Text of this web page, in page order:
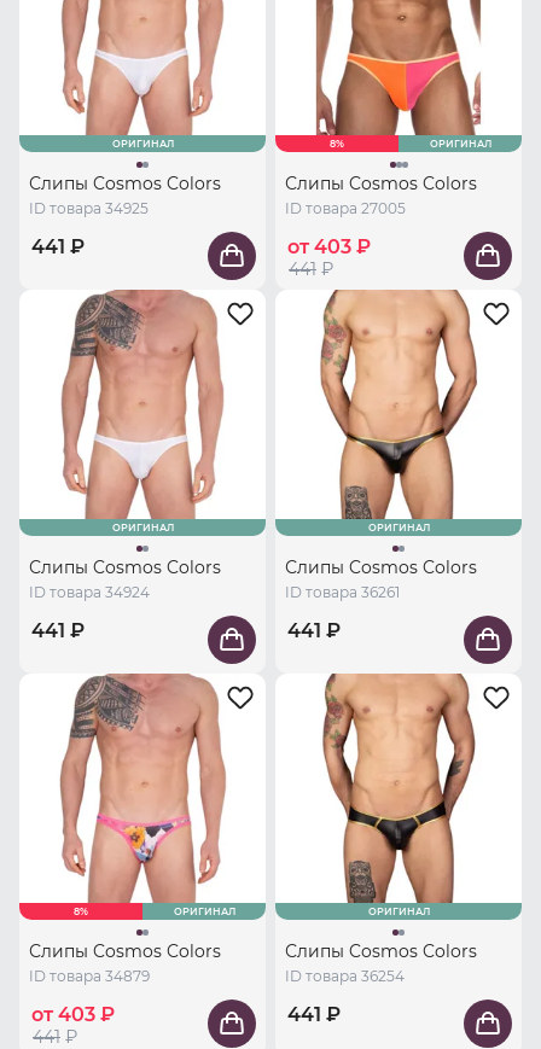
ОРИГИНАЛ
Слипы Cosmos Colors
ID товара 34925
441 ₽
8% ОРИГИНАЛ
Слипы Cosmos Colors
ID товара 27005
от 403 ₽
441 ₽
ОРИГИНАЛ
Слипы Cosmos Colors
ID товара 34924
441 ₽
ОРИГИНАЛ
Слипы Cosmos Colors
ID товара 36261
441 ₽
8% ОРИГИНАЛ
Слипы Cosmos Colors
ID товара 34879
от 403 ₽
441 ₽
ОРИГИНАЛ
Слипы Cosmos Colors
ID товара 36254
441 ₽